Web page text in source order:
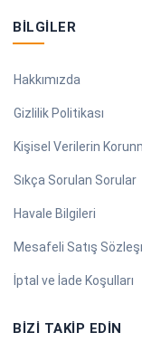
BILGILER
Hakkımızda
Gizlilik Politikası
Kişisel Verilerin
Sıkça Sorulan Sorular
Havale Bilgileri
Mesafeli Satış
İptal ve İade Koşulları
BIZI TAKIP EDIN